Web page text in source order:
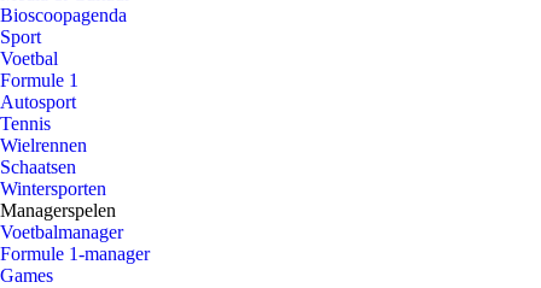
Bioscoopagenda
Sport
Voetbal
Formule 1
Autosport
Tennis
Wielrennen
Schaatsen
Wintersporten
Managerspelen
Voetbalmanager
Formule 1-manager
Games